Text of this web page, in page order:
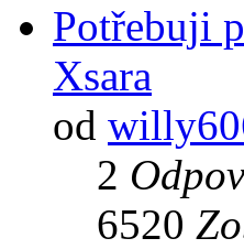
Potřebuji
Xsara
od
2
6520